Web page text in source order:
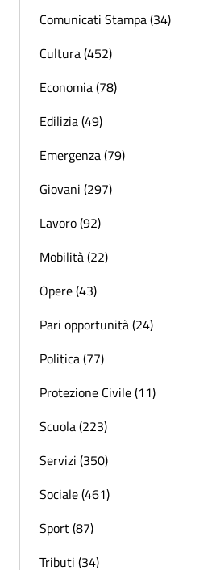
Comunicati Stampa (34)
Cultura (452)
Economia (78)
Edilizia (49)
Emergenza (79)
Giovani (297)
Lavoro (92)
Mobilità (22)
Opere (43)
Pari opportunità (24)
Politica (77)
Protezione Civile (11)
Scuola (223)
Servizi (350)
Sociale (461)
Sport (87)
Tributi (34)